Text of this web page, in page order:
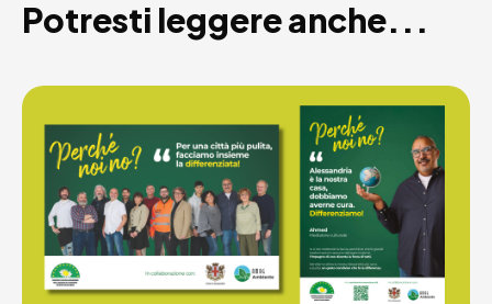
Potresti leggere anche...